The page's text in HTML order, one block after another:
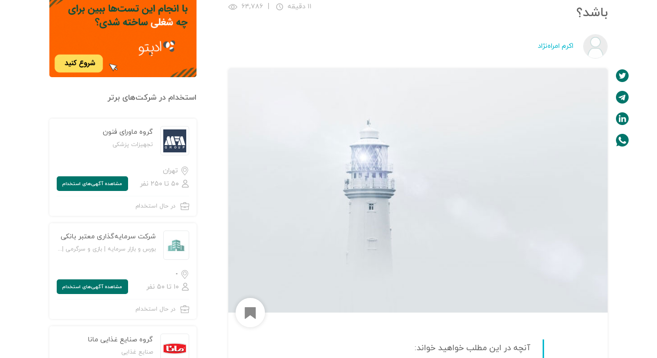
باشد؟
۱۱ دقیقه | ۶۴,۷۸۶
اکرم امراه‌نژاد
افزودن به لیست علاقه‌مندی‌ها
استخدام در شرکت‌های برتر
گروه ماورای فنون
تجهیزات پزشکی
تهران
۵۰ تا ۲۵۰ نفر
مشاهده‌ آگهی‌های استخدام
در حال استخدام
شرکت سرمایه‌گذاری معتبر بانکی
بورس و بازار سرمایه | بازی و سرگرمی | حسابداری و حسابرسی
-
۱۰ تا ۵۰ نفر
مشاهده‌ آگهی‌های استخدام
در حال استخدام
گروه صنایع غذایی مانا
صنایع غذایی